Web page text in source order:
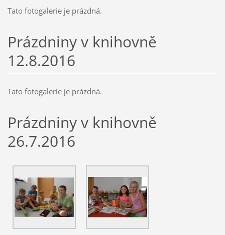
Tato fotogalerie je prázdná.
Prázdniny v knihovně
12.8.2016
Tato fotogalerie je prázdná.
Prázdniny v knihovně
26.7.2016